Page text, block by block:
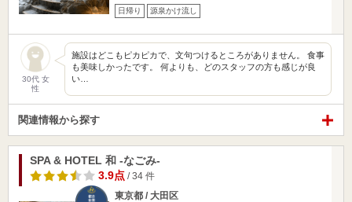
日帰り 源泉かけ流し
30代 女
性
施設はどこもピカピカで、文句つけるところがありません。 食事
も美味しかったです。 何よりも、どのスタッフの方も感じが良
い…
関連情報から探す
SPA & HOTEL 和 -なごみ-
3.9点 / 34 件
東京都 / 大田区